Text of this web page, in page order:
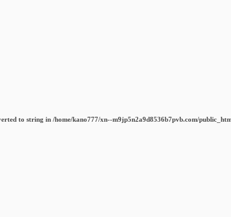
to string in /home/kano777/xn--m9jp5n2a9d8536b7pvb.com/